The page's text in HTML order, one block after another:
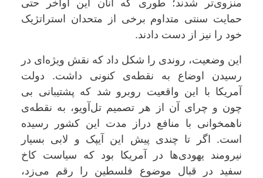
منزوی‌تر شدند؛ طوری که آنان این اواخر حتی
حمایت سنتی متداوم برخی از متحدان استراتژیک
خود را نیز از دست دادند.
این وضعیت، روندی را شکل داد که نقش ویژه‌ای در
رسیدن اوضاع به نقطه‌ی کنونی داشت. دولت
آمریکا با این واقعیت روبرو شد که پشتیبانی بی
چون و چرای آن از هر تصمیم تل‌آویو، به نقطه‌ی
ناهمخوانی با منافع دراز مدت این کشور رسیده
است. اگر تا چندی پیش این آیپک و لابی بسیار
نیرومند یهودی‌ها در آمریکا بود که سیاست کاخ
سفید در قبال موضوع فلسطین را رقم می‌زد،